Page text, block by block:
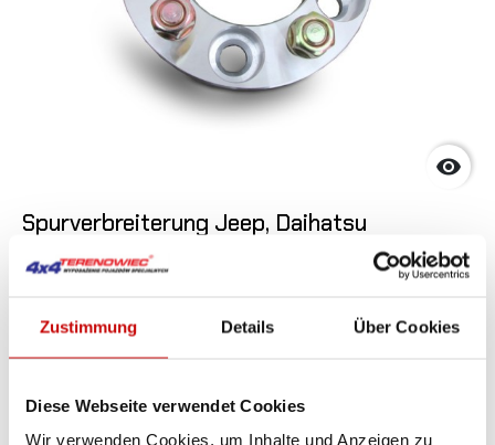
Zustimmung Details Über Cookies
Diese Webseite verwendet Cookies
Wir verwenden Cookies, um Inhalte und Anzeigen zu

Spurverbreiterung Jeep, Daihatsu
5x139,7x30mm 12x1,5
145,00 zł
Nicht auf Lager